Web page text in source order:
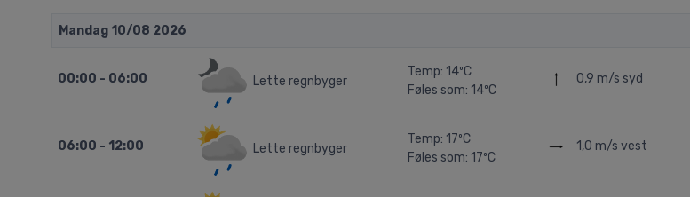
Mandag 10/08 2026
00:00 - 06:00 Lette regnbyger
Temp: 14ºC
Føles som: 14ºC
0,9 m/ssyd
06:00 - 12:00 Lette regnbyger
Temp: 17ºC
Føles som: 17ºC
1,0 m/svest